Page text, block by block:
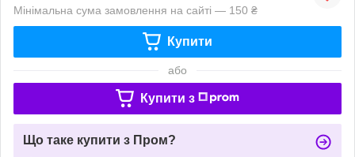
Мінімальна сума замовлення на сайті — 150 ₴
Купити
або
Купити з
Що таке купити з Пром?